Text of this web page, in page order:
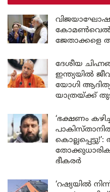
വിജയാഘോഷം
ജേതാക്കളെ
ദേശീയ
ഇന്ത്യയിൽ
യോഗി
യാത്രയ്ക്ക്
‘ഭക്ഷണം
ഭീകരർ
‘റഷ്യയിൽ